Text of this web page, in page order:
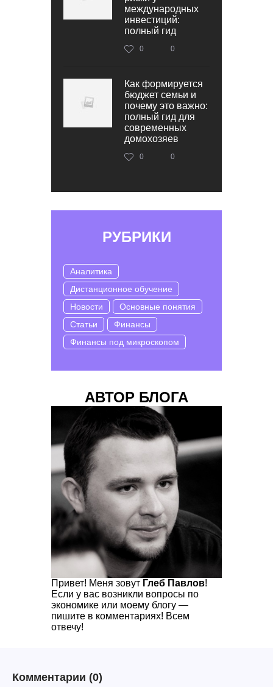
международных
инвестиций:
полный гид
0 0
Как формируется
бюджет семьи и
почему это важно:
полный гид для
современных
домохозяев
0 0
РУБРИКИ
Аналитика
Дистанционное обучение
Новости
Основные понятия
Статьи
Финансы
Финансы под микроскопом
АВТОР БЛОГА
Привет! Меня зовут Глеб Павлов!
Если у вас возникли вопросы по
экономике или моему блогу —
пишите в комментариях! Всем
отвечу!
Комментарии (0)